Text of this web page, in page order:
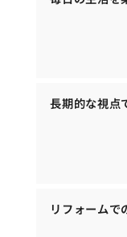
長期的な視点
リフォームで